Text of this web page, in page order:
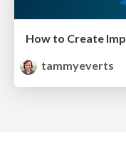
tammyeverts